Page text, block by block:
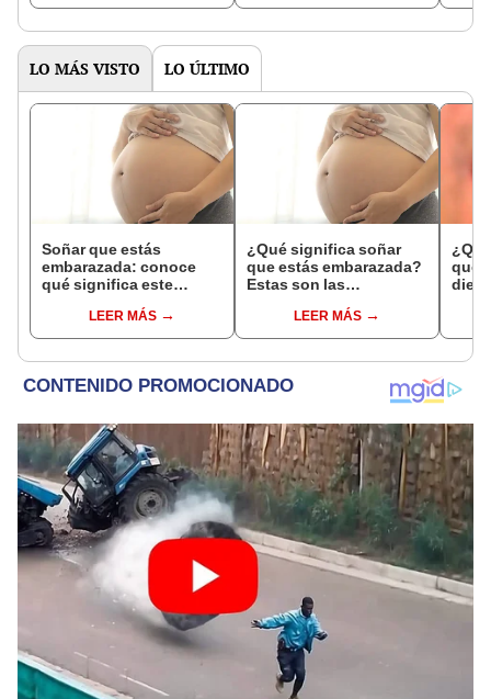
LO MÁS VISTO LO ÚLTIMO
Soñar que estás
embarazada: conoce
qué significa este
LEER MÁS
¿Qué significa soñar
que estás embarazada?
Estas son las
comunesLEER MÁS
que